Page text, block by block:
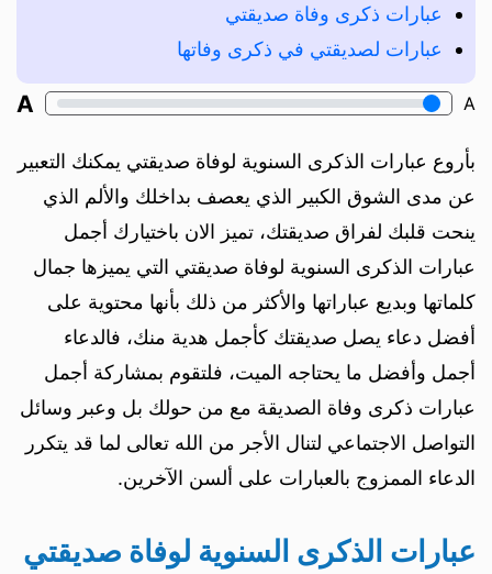
عبارات ذكرى وفاة صديقتي
عبارات لصديقتي في ذكرى وفاتها
A
A
بأروع عبارات الذكرى السنوية لوفاة صديقتي يمكنك التعبير
عن مدى الشوق الكبير الذي يعصف بداخلك والألم الذي
ينحت قلبك لفراق صديقتك، تميز الان باختيارك أجمل
عبارات الذكرى السنوية لوفاة صديقتي التي يميزها جمال
كلماتها وبديع عباراتها والأكثر من ذلك بأنها محتوية على
أفضل دعاء يصل صديقتك كأجمل هدية منك، فالدعاء
أجمل وأفضل ما يحتاجه الميت، فلتقوم بمشاركة أجمل
عبارات ذكرى وفاة الصديقة مع من حولك بل وعبر وسائل
التواصل الاجتماعي لتنال الأجر من الله تعالى لما قد يتكرر
الدعاء الممزوج بالعبارات على ألسن الآخرين.
عبارات الذكرى السنوية لوفاة صديقتي